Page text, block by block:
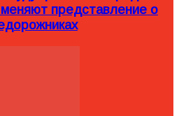
меняют представление о